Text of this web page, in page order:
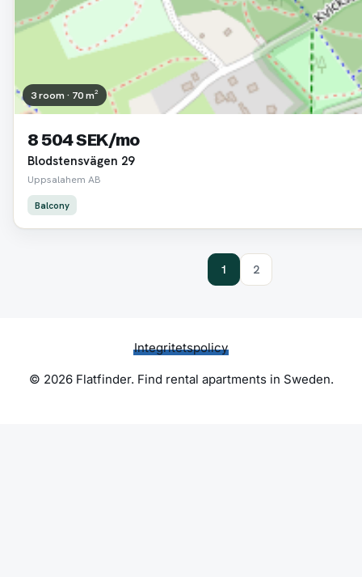
3 room · 70 m²
8 504 SEK/mo
Blodstensvägen 29
Uppsalahem AB
Balcony
1 2
Integritetspolicy
© 2026 Flatfinder. Find rental apartments in Sweden.